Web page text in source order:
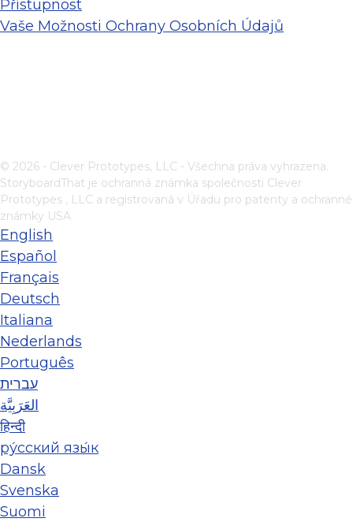
Přístupnost
Vaše Možnosti Ochrany Osobních Údajů
© 2026 - Clever Prototypes, LLC - Všechna práva vyhrazena.
StoryboardThat je ochranná známka společnosti Clever
Prototypes , LLC a registrovaná v Úřadu pro patenty a ochranné
známky USA
English
Español
Français
Deutsch
Italiana
Nederlands
Português
עברית
العَرَبِيَّة
हिन्दी
ру́сский язы́к
Dansk
Svenska
Suomi